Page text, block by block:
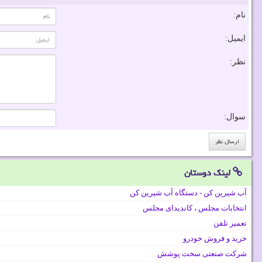
نام:
ایمیل:
نظر:
سوال:
لینک دوستان
آب شیرین کن - دستگاه آب شیرین کن
انتخابات مجلس ، کاندیدای مجلس
تعمیر تلفن
خرید و فروش خودرو
شرکت صنعتی سخت پوشش